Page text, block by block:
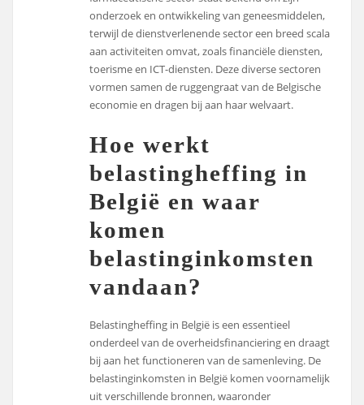
onderzoek en ontwikkeling van geneesmiddelen,
terwijl de dienstverlenende sector een breed scala
aan activiteiten omvat, zoals financiële diensten,
toerisme en ICT-diensten. Deze diverse sectoren
vormen samen de ruggengraat van de Belgische
economie en dragen bij aan haar welvaart.
Hoe werkt
belastingheffing in
België en waar
komen
belastinginkomsten
vandaan?
Belastingheffing in België is een essentieel
onderdeel van de overheidsfinanciering en draagt
bij aan het functioneren van de samenleving. De
belastinginkomsten in België komen voornamelijk
uit verschillende bronnen, waaronder